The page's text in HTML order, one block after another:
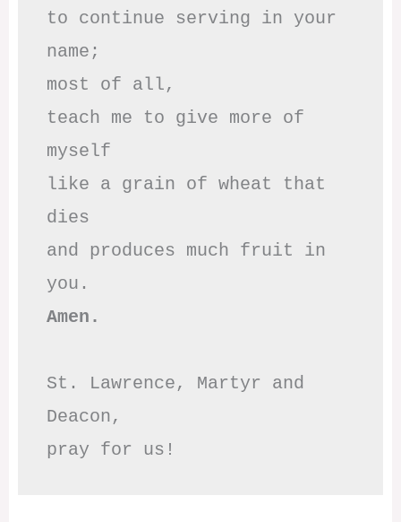
to continue serving in your
name;
most of all,
teach me to give more of
myself
like a grain of wheat that
dies
and produces much fruit in
Amen.
St. Lawrence, Martyr and
Deacon,
pray for us!